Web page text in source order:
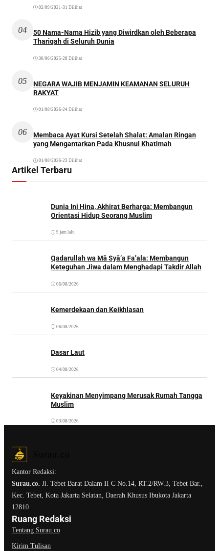
02/09/2021 •31 Dilihat
04
50 Nama-Nama Hizib yang Diwirdkan oleh Beberapa
Thariqah di Seluruh Dunia
30/06/2025 •28 Dilihat
05
NEGARA WAJIB MENJAMIN KEAMANAN SELURUH
RAKYAT
01/08/2026•24 Dilihat
06
Membaca Ayat Kursi Setelah Shalat: Amalan Ringan
yang Mengantarkan Pada Khusnul Khatimah
01/08/2026•23 Dilihat
Artikel Terbaru
Dunia Ini Hina, Akhirat Berharga: Membangun
Orientasi Hidup Seorang Muslim
9 jam lalu
Qadarullah wa Mā Syā’a Fa’ala: Membangun
Keteguhan Jiwa dalam Menghadapi Takdir Allah
06/08/2026
Kemerdekaan dan Keikhlasan
06/08/2026
Dasar Laut
04/08/2026
Keyakinan Menyimpang Merusak Rumah Tangga
Muslim
03/08/2026
Kantor Redaksi:
Surau.co. Jl. Tebet Barat Dalam II C No.14, RT.2/RW.3, Tebet Bar.,
Kec. Tebet, Kota Jakarta Selatan, Daerah Khusus Ibukota Jakarta
12810
Ruang Redaksi
Tentang Surau.co
Kirim Tulisan